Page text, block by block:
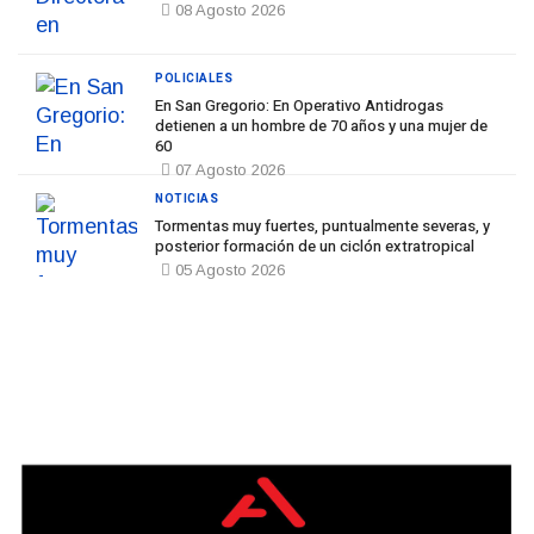
08 Agosto 2026
En San Gregorio: En Operativo Antidrogas
detienen a un hombre de 70 años y una mujer de
60
07 Agosto 2026
POLICIALES
Tormentas muy fuertes, puntualmente severas, y
posterior formación de un ciclón extratropical
05 Agosto 2026
NOTICIAS